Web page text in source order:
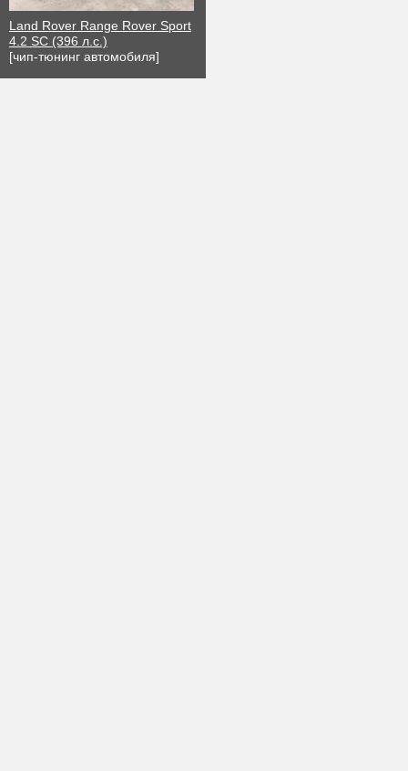
Land Rover Range Rover Sport
4.2 SC (396 л.с.)
[чип-тюнинг автомобиля]